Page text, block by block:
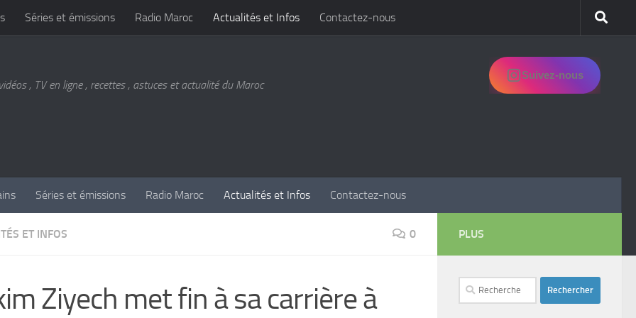
Séries et émissions Radio Maroc Actualités et Infos Contactez-nous
, TV en ligne , recettes , astuces et actualité du Maroc
Suivez-nous
Séries et émissions Radio Maroc Actualités et Infos Contactez-nous
ET INFOS 0
Ziyech met fin à sa carrière à
PLUS
Rechercher :